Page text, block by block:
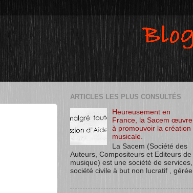
ARTICLES LES PLUS CONSULTÉS
Heureusement en
France, la Sacem œuvre
à promouvoir la création
musicale.
La Sacem (Société des
Auteurs, Compositeurs et Editeurs de
musique) est une société de services,
société civile à but non lucratif , gérée
...